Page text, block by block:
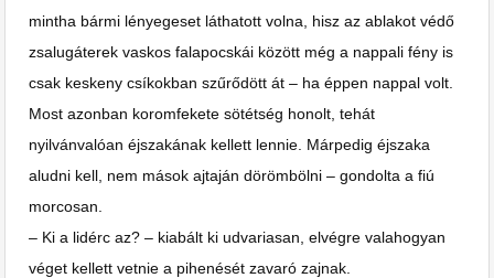
mintha bármi lényegeset láthatott volna, hisz az ablakot védő
zsalugáterek vaskos falapocskái között még a nappali fény is
csak keskeny csíkokban szűrődött át – ha éppen nappal volt.
Most azonban koromfekete sötétség honolt, tehát
nyilvánvalóan éjszakának kellett lennie. Márpedig éjszaka
aludni kell, nem mások ajtaján dörömbölni – gondolta a fiú
morcosan.
– Ki a lidérc az? – kiabált ki udvariasan, elvégre valahogyan
véget kellett vetnie a pihenését zavaró zajnak.